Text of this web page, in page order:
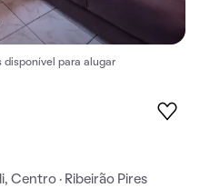
para alugar
Centro · Ribeirão Pires